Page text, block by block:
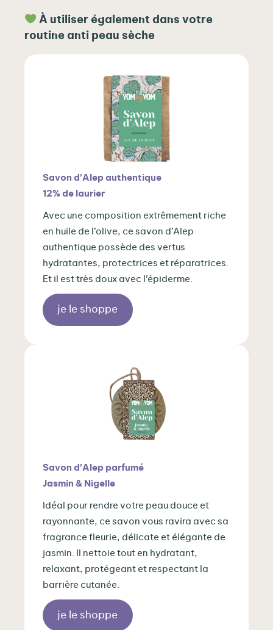
À utiliser également dans votre
routine anti peau sèche
Savon d’Alep authentique
12% de laurier
Avec une composition extrêmement riche
en huile de l’olive, ce savon d’Alep
authentique possède des vertus
hydratantes, protectrices et réparatrices.
Et il est très doux avec l’épiderme.
je le shoppe
Savon d’Alep parfumé
Jasmin & Nigelle
Idéal pour rendre votre peau douce et
rayonnante, ce savon vous ravira avec sa
fragrance fleurie, délicate et élégante de
jasmin. Il nettoie tout en hydratant,
relaxant, protégeant et respectant la
barrière cutanée.
je le shoppe